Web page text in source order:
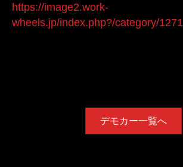
https://image2.work-
wheels.jp/index.php?/category/1271
デモカー一覧へ